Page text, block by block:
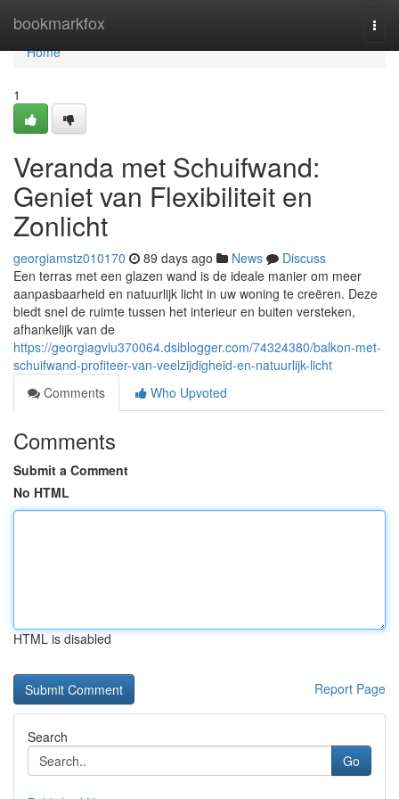
bookmarkfox
Home
Home
1
Veranda met Schuifwand:
Geniet van Flexibiliteit en
Zonlicht
georgiamstz010170 89 days ago News
Discuss
Een terras met een glazen wand is de ideale manier om meer
aanpasbaarheid en natuurlijk licht in uw woning te creëren. Deze
biedt snel de ruimte tussen het interieur en buiten versteken,
afhankelijk van de
https://georgiagviu370064.dsiblogger.com/74324380/balkon-met-
schuifwand-profiteer-van-veelzijdigheid-en-natuurlijk-licht
Comments
Who Upvoted
Comments
Submit a Comment
No HTML
HTML is disabled
Report Page
Search
Go